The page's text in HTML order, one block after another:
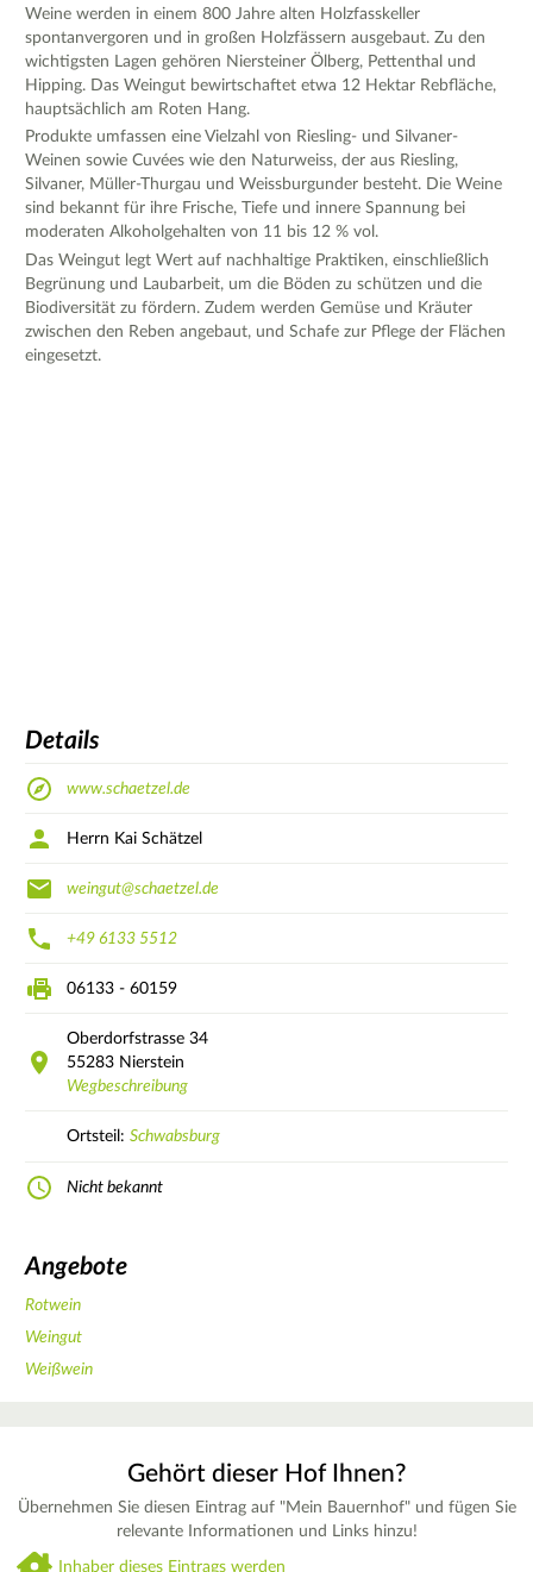
Weine werden in einem 800 Jahre alten Holzfasskeller
spontanvergoren und in großen Holzfässern ausgebaut. Zu den
wichtigsten Lagen gehören Niersteiner Ölberg, Pettenthal und
Hipping. Das Weingut bewirtschaftet etwa 12 Hektar Rebfläche,
hauptsächlich am Roten Hang.
Produkte umfassen eine Vielzahl von Riesling- und Silvaner-
Weinen sowie Cuvées wie den Naturweiss, der aus Riesling,
Silvaner, Müller-Thurgau und Weissburgunder besteht. Die Weine
sind bekannt für ihre Frische, Tiefe und innere Spannung bei
moderaten Alkoholgehalten von 11 bis 12 % vol.
Das Weingut legt Wert auf nachhaltige Praktiken, einschließlich
Begrünung und Laubarbeit, um die Böden zu schützen und die
Biodiversität zu fördern. Zudem werden Gemüse und Kräuter
zwischen den Reben angebaut, und Schafe zur Pflege der Flächen
eingesetzt.
Details
www.schaetzel.de
Herrn Kai Schätzel
weingut@schaetzel.de
+49 6133 5512
06133 - 60159
Oberdorfstrasse 34
55283 Nierstein
Wegbeschreibung
Ortsteil: Schwabsburg
Nicht bekannt
Angebote
Rotwein
Weingut
Weißwein
Gehört dieser Hof Ihnen?
Übernehmen Sie diesen Eintrag auf "Mein Bauernhof" und fügen Sie
relevante Informationen und Links hinzu!
Inhaber dieses Eintrags werden